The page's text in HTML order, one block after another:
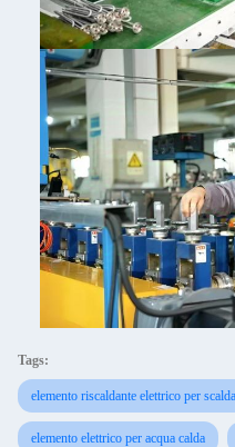
Tags:
elemento riscaldante elettrico per
elemento elettrico per acqua calda